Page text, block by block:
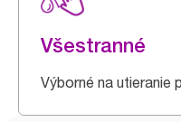
Všestranné
Výborné na utieranie